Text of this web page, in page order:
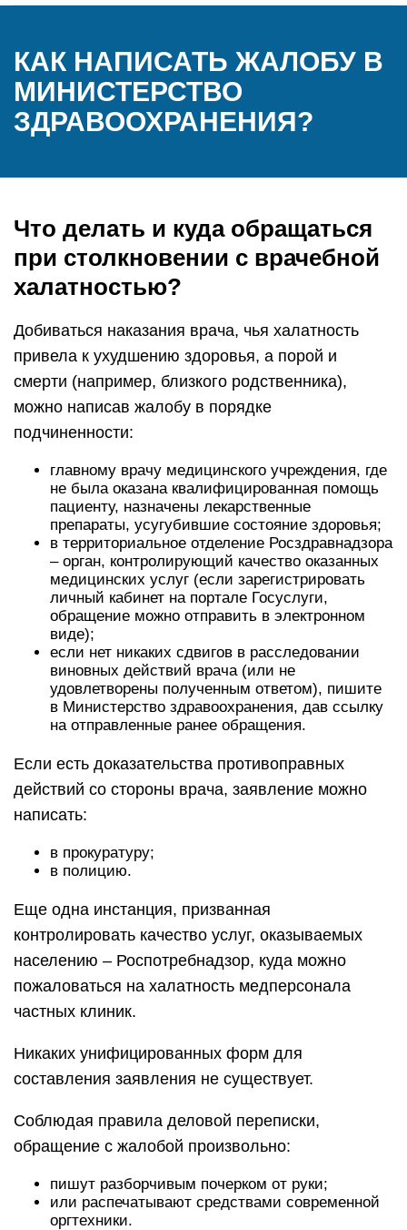
КАК НАПИСАТЬ ЖАЛОБУ В
МИНИСТЕРСТВО
ЗДРАВООХРАНЕНИЯ?
Что делать и куда обращаться
при столкновении с врачебной
халатностью?
Добиваться наказания врача, чья халатность
привела к ухудшению здоровья, а порой и
смерти (например, близкого родственника),
можно написав жалобу в порядке
подчиненности:
главному врачу медицинского учреждения, где
не была оказана квалифицированная помощь
пациенту, назначены лекарственные
препараты, усугубившие состояние здоровья;
в территориальное отделение Росздравнадзора
– орган, контролирующий качество оказанных
медицинских услуг (если зарегистрировать
личный кабинет на портале Госуслуги,
обращение можно отправить в электронном
виде);
если нет никаких сдвигов в расследовании
виновных действий врача (или не
удовлетворены полученным ответом), пишите
в Министерство здравоохранения, дав ссылку
на отправленные ранее обращения.
Если есть доказательства противоправных
действий со стороны врача, заявление можно
написать:
в прокуратуру;
в полицию.
Еще одна инстанция, призванная
контролировать качество услуг, оказываемых
населению – Роспотребнадзор, куда можно
пожаловаться на халатность медперсонала
частных клиник.
Никаких унифицированных форм для
составления заявления не существует.
Соблюдая правила деловой переписки,
обращение с жалобой произвольно:
пишут разборчивым почерком от руки;
или распечатывают средствами современной
оргтехники.